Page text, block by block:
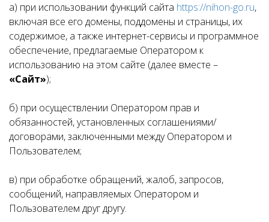
а) при использовании функций сайта https://nihon-go.ru,
включая все его домены, поддомены и страницы, их
содержимое, а также интернет-сервисы и программное
обеспечение, предлагаемые Оператором к
использованию на этом сайте (далее вместе –
«Сайт»);
б) при осуществлении Оператором прав и
обязанностей, установленных соглашениями/
договорами, заключенными между Оператором и
Пользователем;
в) при обработке обращений, жалоб, запросов,
сообщений, направляемых Оператором и
Пользователем друг другу.